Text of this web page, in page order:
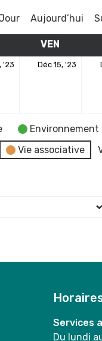
Aujourd’hui
VEN
'23 Déc 15, '23
Environnement
Vie associative
Services
Du lundi